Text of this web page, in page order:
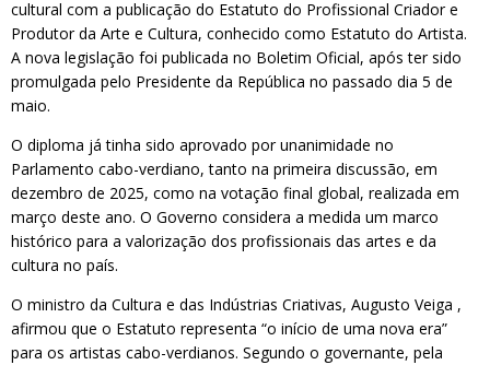
cultural com a publicação do Estatuto do Profissional Criador e
Produtor da Arte e Cultura, conhecido como Estatuto do Artista.
A nova legislação foi publicada no Boletim Oficial, após ter sido
promulgada pelo Presidente da República no passado dia 5 de
maio.
O diploma já tinha sido aprovado por unanimidade no
Parlamento cabo-verdiano, tanto na primeira discussão, em
dezembro de 2025, como na votação final global, realizada em
março deste ano. O Governo considera a medida um marco
histórico para a valorização dos profissionais das artes e da
cultura no país.
O ministro da Cultura e das Indústrias Criativas, Augusto Veiga ,
afirmou que o Estatuto representa “o início de uma nova era”
para os artistas cabo-verdianos. Segundo o governante, pela